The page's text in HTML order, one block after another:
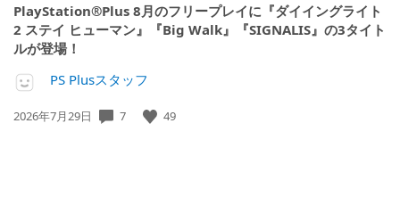
PlayStation®Plus 8月のフリープレイに『ダイイングライト
2 ステイ ヒューマン』『Big Walk』『SIGNALIS』の3タイト
ルが登場！
PS Plusスタッフ
公
2026年7月29日 7 49